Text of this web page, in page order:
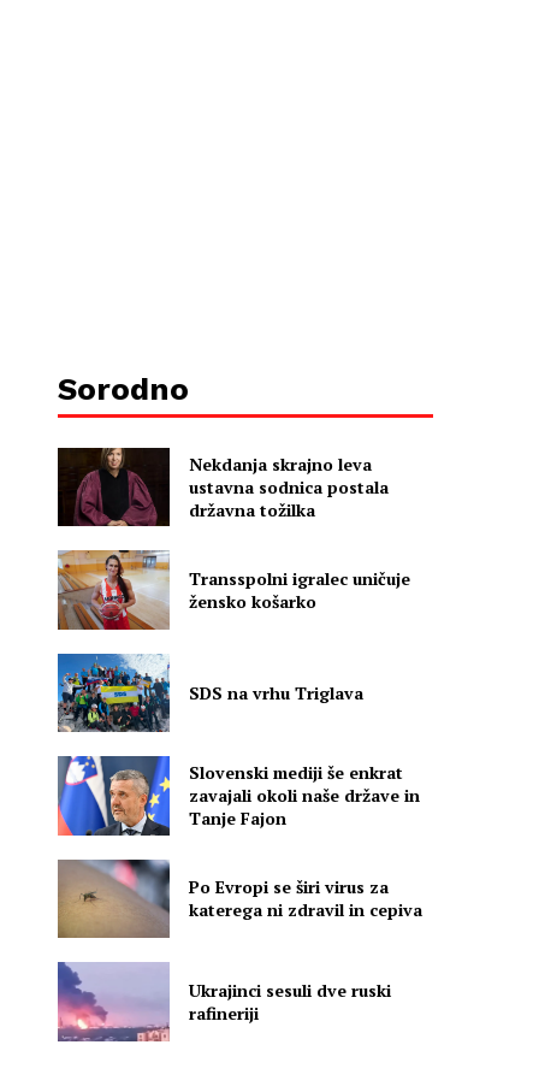
Sorodno
Nekdanja skrajno leva
ustavna sodnica postala
državna tožilka
Transspolni igralec uničuje
žensko košarko
SDS na vrhu Triglava
Slovenski mediji še enkrat
zavajali okoli naše države in
Tanje Fajon
Po Evropi se širi virus za
katerega ni zdravil in cepiva
Ukrajinci sesuli dve ruski
rafineriji